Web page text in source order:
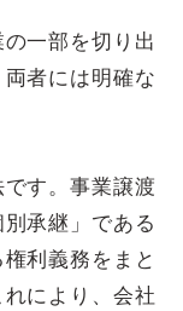
一部を切り出
者には明確な
す。事業譲渡
承継」である
利義務をまと
により、会社